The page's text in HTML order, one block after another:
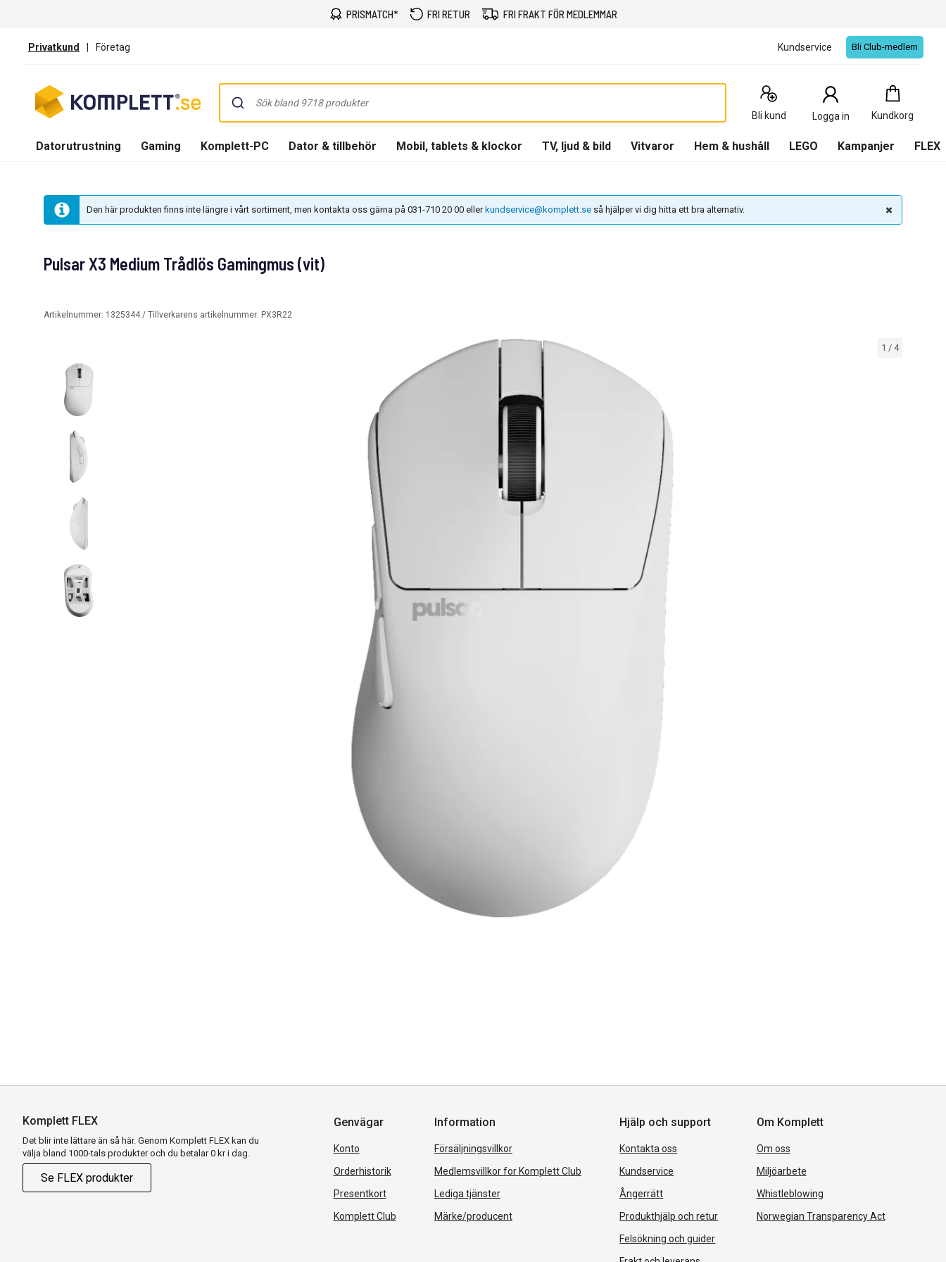
PRISMATCH* FRI RETUR FRI FRAKT FÖR MEDLEMMAR
Privatkund | Företag Kundservice Bli Club-medlem
Bli kund Logga in Kundkorg
Kundkorg
0
Produkter
Datorutrustning Gaming Komplett-PC Dator & tillbehör Mobil, tablets & klockor TV, ljud & bild Vitvaror Hem & hushåll LEGO Kampanjer FLEX
Den här produkten finns inte längre i vårt sortiment, men kontakta oss gärna på 031-710 20 00 eller kundservice@komplett.se så hjälper vi dig hitta ett bra alternativ.
1 / 4
Pulsar X3 Medium Trådlös Gamingmus (vit)
Artikelnummer: 1325344 / Tillverkarens artikelnummer: PX3R22
Komplett FLEX
Det blir inte lättare än så här. Genom Komplett FLEX kan du
välja bland 1000-tals produkter och du betalar 0 kr i dag.
Se FLEX produkter
Genvägar
Konto
Orderhistorik
Presentkort
Komplett Club
Information
Försäljningsvillkor
Medlemsvillkor for Komplett Club
Lediga tjänster
Märke/producent
Hjälp och support
Kontakta oss
Kundservice
Ångerrätt
Produkthjälp och retur
Felsökning och guider
Om Komplett
Om oss
Miljöarbete
Whistleblowing
Norwegian Transparency Act